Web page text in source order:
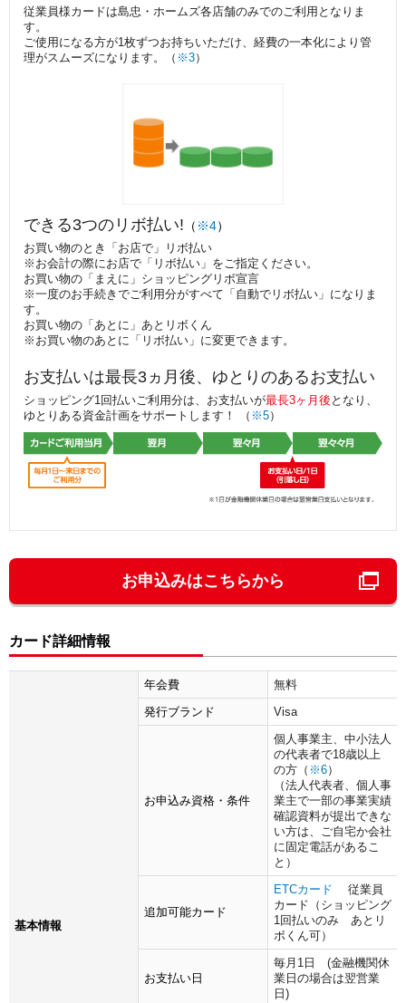
従業員様カードは島忠・ホームズ各店舗のみでのご利用となりま
す。
ご使用になる方が1枚ずつお持ちいただけ、経費の一本化により管
理がスムーズになります。（ ※3）
できる3つのリボ払い! （ ※4）
お買い物のとき「お店で」リボ払い
※お会計の際にお店で「リボ払い」をご指定ください。
お買い物の「まえに」ショッピングリボ宣言
※一度のお手続きでご利用分がすべて「自動でリボ払い」になりま
す。
お買い物の「あとに」あとリボくん
※お買い物のあとに「リボ払い」に変更できます。
お支払いは最長3ヵ月後、ゆとりのあるお支払い
ショッピング1回払いご利用分は、お支払いが最長3ヶ月後 となり、
ゆとりある資金計画をサポートします！ （ ※5）
お申込みはこちらから
カード詳細情報
基本情報
年会費
無料
発行ブランド
Visa
お申込み資格・条件
個人事業主、中小法人
の代表者で18歳以上
の方（ ※6）
（法人代表者、個人事
業主で一部の事業実績
確認資料が提出できな
い方は、ご自宅か会社
に固定電話があるこ
と）
追加可能カード
ETCカード
従業員
カード（ショッピング
1回払いのみ あとリ
ボくん可）
お支払い日
毎月1日 (金融機関休
業日の場合は翌営業
日)